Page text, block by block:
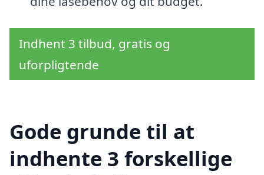
Indhent 3 tilbud, gratis og
uforpligtende
Gode grunde til at
indhente 3 forskellige